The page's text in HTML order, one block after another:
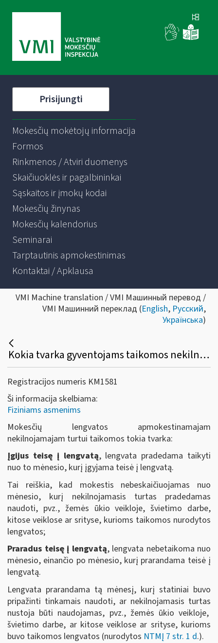
Prisijungti
Mokesčių mokėtojų informacija
Formos
Rinkmenos / Atviri duomenys
Skaičiuoklės ir pagalbininkai
Sąskaitos ir įmokų kodai
Mokesčių žinynas
Mokesčių kalendorius
Seminarai
Tarptautinis apmokestinimas
Kontaktai / Apklausa
VMI Machine translation / VMI Машинный перевод /
VMI Машинний переклад (English, Русский,
Українська)
Kokia tvarka gyventojams taikomos nekilnojamojo turto mokesčio lengvatos?
Registracijos numeris KM1581
Ši informacija skelbiama:
Fiziniams asmenims
Mokesčių lengvatos apmokestinamajam
nekilnojamajam turtui taikomos tokia tvarka:
Įgijus teisę į lengvatą, lengvata pradedama taikyti
nuo to mėnesio, kurį įgyjama teisė į lengvatą.
Tai reiškia, kad mokestis nebeskaičiuojamas nuo
mėnesio, kurį nekilnojamasis turtas pradedamas
naudoti, pvz., žemės ūkio veikloje, švietimo darbe,
kitose veiklose ar srityse, kurioms taikomos nurodytos
lengvatos;
Praradus teisę į lengvatą, lengvata nebetaikoma nuo
mėnesio, einančio po mėnesio, kurį prarandama teisė į
lengvatą.
Lengvata prarandama tą mėnesį, kurį statiniai buvo
pripažinti tinkamais naudoti, ar nekilnojamasis turtas
nustoja būti naudojamas, pvz., žemės ūkio veikloje,
švietimo darbe, ar kitose veiklose ar srityse, kurioms
buvo taikomos lengvatos (nurodytos NTMĮ 7 str. 1 d.).